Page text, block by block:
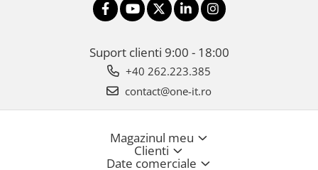
Suport clienti 9:00 - 18:00
+40 262.223.385
contact@one-it.ro
Magazinul meu
Clienti
Date comerciale